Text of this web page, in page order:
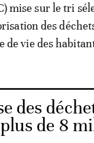
mise sur le tri
des
de vie des
des
de 8